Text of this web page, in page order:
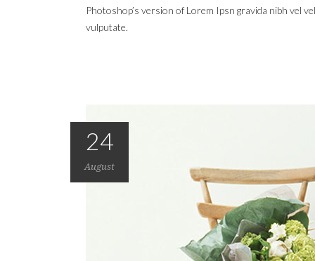
Photoshop’s version of Lorem Ipsn gravida nibh vel
vulputate.
24
August